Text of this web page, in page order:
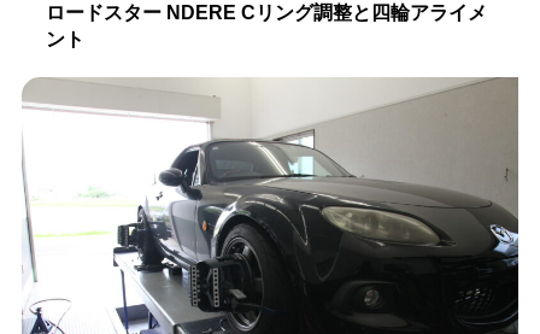
ロードスター NDERE Cリング調整と四輪アライメ
ント